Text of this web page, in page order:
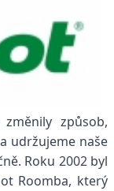
způsob,
udržujeme naše
Roku 2002 byl
Roomba, který